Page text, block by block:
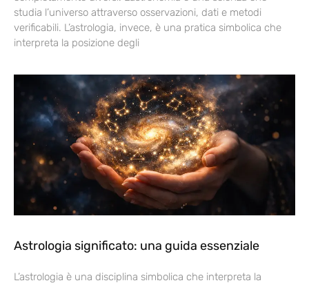
studia l’universo attraverso osservazioni, dati e metodi
verificabili. L’astrologia, invece, è una pratica simbolica che
interpreta la posizione degli
Astrologia significato: una guida essenziale
L’astrologia è una disciplina simbolica che interpreta la